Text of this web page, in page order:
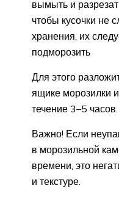
вымыть и
чтобы кусочки не
хранения, их
подморозить
Для этого
ящике морозилки
течение 3–5 часов.
Важно! Если
в морозильной
времени, это
и текстуре.